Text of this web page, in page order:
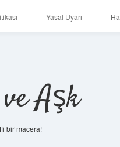
Yasal Uyarı
Aşk
bir macera!